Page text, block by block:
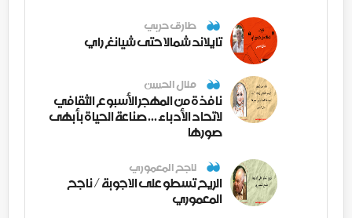
طارق حربي
تايلاند شمالا حتى شيانغ راي
منال الحسن
نافذة من المهجر الأسبوع الثقافي
لاتحاد الأدباء ... صناعة الحياة بأبهى
صورها
ناجح المعموري
الريح تسطو على الاجوبة / ناجح
المعموري